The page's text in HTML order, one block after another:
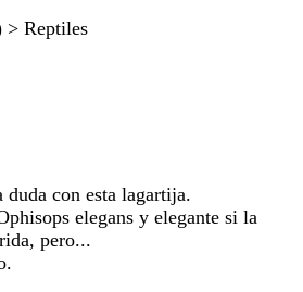
> Reptiles
con esta lagartija.
elegans y elegante si la
pero...